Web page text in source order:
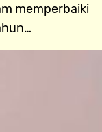
memperbaiki